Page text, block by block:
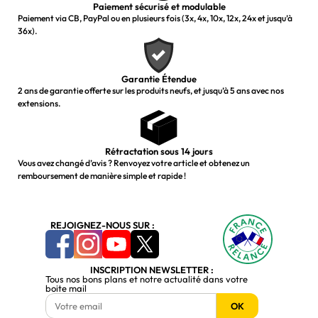
Paiement sécurisé et modulable
Paiement via CB, PayPal ou en plusieurs fois (3x, 4x, 10x, 12x, 24x et jusqu’à
36x).
Garantie Étendue
2 ans de garantie offerte sur les produits neufs, et jusqu’à 5 ans avec nos
extensions.
Rétractation sous 14 jours
Vous avez changé d’avis ? Renvoyez votre article et obtenez un
remboursement de manière simple et rapide !
REJOIGNEZ-NOUS SUR :
INSCRIPTION NEWSLETTER :
Tous nos bons plans et notre actualité dans votre
boite mail
OK